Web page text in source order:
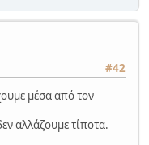
#42
μέσα από τον
αλλάζουμε τίποτα.